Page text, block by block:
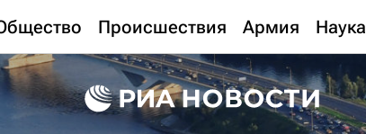
Происшествия Армия Наука